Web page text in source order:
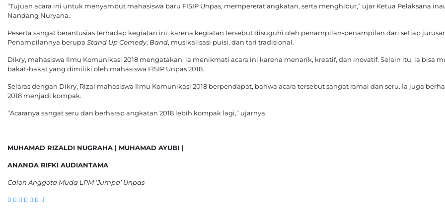
“Tujuan acara ini untuk menyambut mahasiswa baru FISIP Unpas, mempererat angkatan, serta menghibur,” ujar Ketua Pelaksana
Nandang Nuryana.
Peserta sangat berantusias terhadap kegiatan ini, karena kegiatan tersebut disuguhi oleh penampilan-penampilan dari setiap
Penampilannya berupa Stand Up Comedy, Band, musikalisasi puisi, dan tari tradisional.
Dikry, mahasiswa Ilmu Komunikasi 2018 mengatakan, ia menikmati acara ini karena menarik, kreatif, dan inovatif. Selain itu, ia bisa
bakat-bakat yang dimiliki oleh mahasiswa FISIP Unpas 2018.
Selaras dengan Dikry, Rizal mahasiswa Ilmu Komunikasi 2018 berpendapat, bahwa acara tersebut sangat ramai dan seru. Ia juga
2018 menjadi kompak.
“Acaranya sangat seru dan berharap angkatan 2018 lebih kompak lagi,” ujarnya.
MUHAMAD RIZALDI NUGRAHA | MUHAMAD AYUBI |
ANANDA RIFKI AUDIANTAMA
Calon Anggota Muda LPM ‘Jumpa’ Unpas